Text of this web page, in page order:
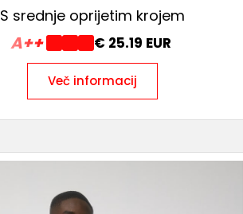
S srednje oprijetim krojem
A++ € 25.19 EUR
Več informacij